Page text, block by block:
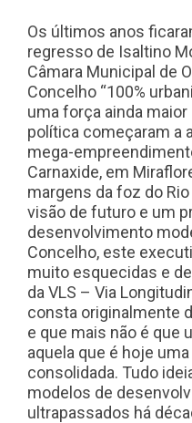
Os últimos anos
regresso de Isaltino
Câmara Municipal de
Concelho “100%
uma força ainda
política começaram a
mega-
Carnaxide, em
margens da foz do
visão de futuro e um
desenvolvimento
Concelho, este
muito esquecidas e
da VLS – Via
consta originalmente
e que mais não é que
aquela que é hoje
consolidada. Tudo
modelos de
ultrapassados há